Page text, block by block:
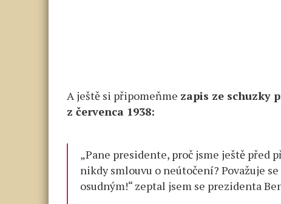
A ještě si připomeňme zapis ze schuzky
z červenca 1938:
„Pane presidente, proč jsme ještě před
nikdy smlouvu o neútočení? Považuje
osudným!“ zeptal jsem se prezidenta